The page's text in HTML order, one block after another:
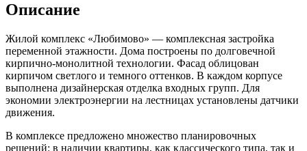
Описание
Жилой комплекс «Любимово» — комплексная застройка
переменной этажности. Дома построены по долговечной
кирпично-монолитной технологии. Фасад облицован
кирпичом светлого и темного оттенков. В каждом корпусе
выполнена дизайнерская отделка входных групп. Для
экономии электроэнергии на лестницах установлены датчики
движения.
В комплексе предложено множество планировочных
решений: в наличии квартиры, как классического типа, так и